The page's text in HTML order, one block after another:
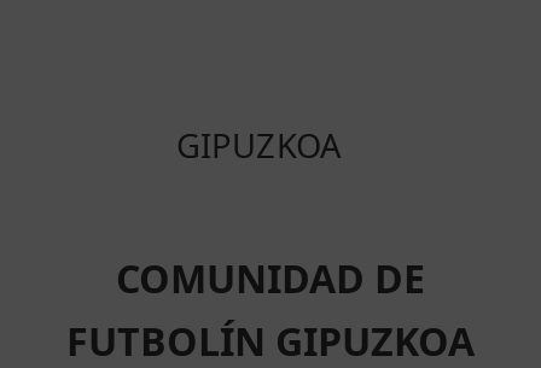
GIPUZKOA
COMUNIDAD DE
FUTBOLÍN GIPUZKOA